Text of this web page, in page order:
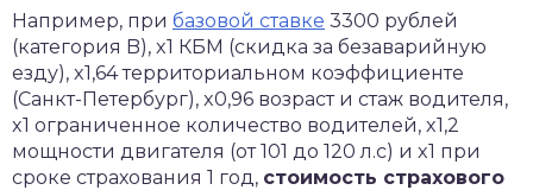
Например, при базовой ставке 3300 рублей
(категория B), x1 КБМ (скидка за безаварийную
езду), x1,64 территориальном коэффициенте
(Санкт-Петербург), x0,96 возраст и стаж водителя,
x1 ограниченное количество водителей, x1,2
мощности двигателя (от 101 до 120 л.с) и x1 при
сроке страхования 1 год, стоимость страхового